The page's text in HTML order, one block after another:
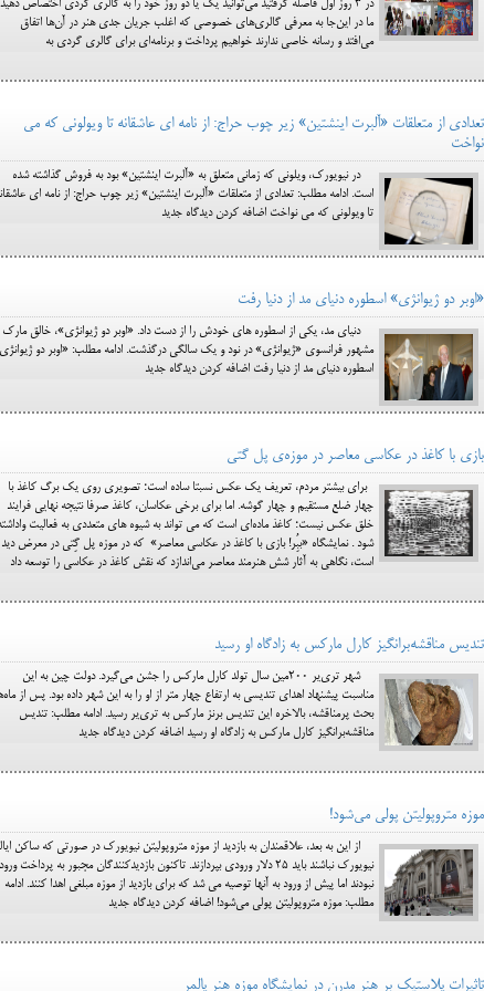
در 3 روز اول فاصله گرفتید می‌توانید یک یا دو روز خود را به گالری گردی اختصاص
ما در این‌جا به معرفی گالری‌های خصوصی که اغلب جریان جدی هنر در آن‌ها اتفاق
می‌افتد و رسانه خاصی ندارند خواهیم پرداخت و برنامه‌ای برای گالری گردی به
تعدادی از متعلقات «آلبرت اینشتین» زیر چوب حراج: از نامه ای عاشقانه تا ویولونی که می
نواخت
در نیویورک، ویلونی که زمانی متعلق به «آلبرت اینشتین» بود به فروش گذاشته شده
است. ادامه مطلب: تعدادی از متعلقات «آلبرت اینشتین» زیر چوب حراج: از نامه ای
تا ویولونی که می نواخت اضافه کردن دیدگاه جدید
«اوبر دو ژیوانژی» اسطوره دنیای مد از دنیا رفت
دنیای مد، یکی از اسطوره های خودش را از دست داد. «اوبر دو ژیوانژی»، خالق مارک
مشهور فرانسوی «ژیوانژی» در نود و یک سالگی درگذشت. ادامه مطلب: «اوبر دو
اسطوره دنیای مد از دنیا رفت اضافه کردن دیدگاه جدید
بازی با کاغذ در عکاسی معاصر در موزه‌‌ی پل گتی
برای بیشتر مردم، تعریف یک عکس نسبتا ساده است؛ تصویری روی یک برگ کاغذ با
چهار ضلع مستقیم و چهار گوشه. اما برای برخی عکاسان، کاغذ صرفا نتیجه نهایی فرایند
خلق عکس نیست؛ کاغذ ماده‌ای است که می تواند به شیوه های متعددی به فعالیت
شود . نمایشگاه «ببُِر! بازی با کاغذ در عکاسی معاصر» که در موزه پل گِتی در معرض دید
است، نگاهی به آثار شش هنرمند معاصر می‌اندازد که نقش کاغذ در عکاسی را توسعه داد‌
تندیس مناقشه‌برانگیز کارل مارکس به زادگاه او رسید
شهر تری‌یر ۲۰۰مین سال تولد کارل مارکس را جشن می‌گیرد. دولت چین به این
مناسبت پیشنهاد اهدای تندیسی به ارتفاع چهار متر از او را به این شهر داده بود. پس از
بحث پرمناقشه، بالاخره این تندیس برنز مارکس به تری‌یر رسید. ادامه مطلب: تندیس
مناقشه‌برانگیز کارل مارکس به زادگاه او رسید اضافه کردن دیدگاه جدید
موزه متروپولیتن پولی می‌شود!
از این به بعد، علاقمندان به بازدید از موزه متروپولیتن نیویورک در صورتی که ساکن
نیویورک نباشند باید ۲۵ دلار ورودی بپردازند. تاکنون بازدیدکنندگان مجبور به پرداخت
نبودند اما پیش از ورود به آنها توصیه می شد که برای بازدید از موزه مبلغی اهدا کنند. ادامه
مطلب: موزه متروپولیتن پولی می‌شود! اضافه کردن دیدگاه جدید
تاثیرات پلاستیک بر هنر مدرن در نمایشگاه موزه هنر پالمر